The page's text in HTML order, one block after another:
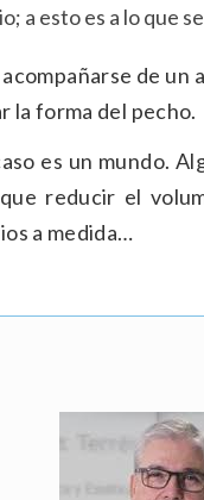
a esto es a lo que
de un
la forma del pecho.
es un mundo.
reducir el
a medida…